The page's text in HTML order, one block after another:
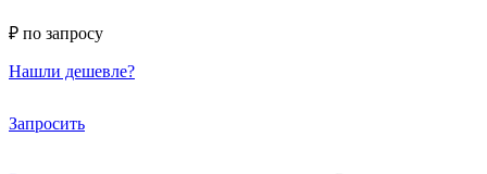
₽ по запросу
Нашли дешевле?
Запросить